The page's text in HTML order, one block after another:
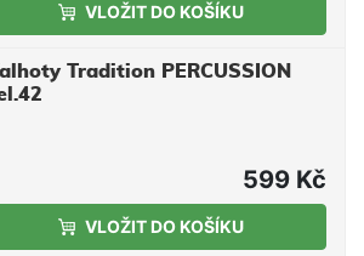
VLOŽIT DO KOŠÍKU
Tradition PERCUSSION
599 Kč
VLOŽIT DO KOŠÍKU